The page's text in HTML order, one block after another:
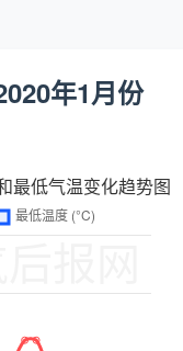
年1月份
最低气温变化趋势图